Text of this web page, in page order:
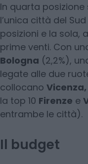
In quarta
l’unica città del
posizioni e la sola,
prime venti. Con
Bologna (2,2%),
legate alle due
collocano
la top 10 Firenze e
entrambe le città).
Il budget